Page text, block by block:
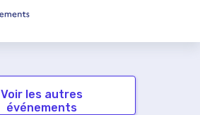
Voir les autres
événements